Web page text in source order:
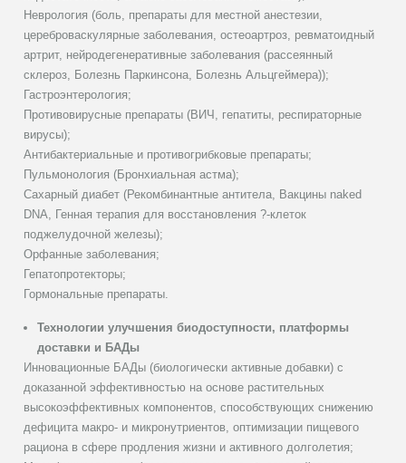
Неврология (боль, препараты для местной анестезии,
цереброваскулярные заболевания, остеоартроз, ревматоидный
артрит, нейродегенеративные заболевания (рассеянный
склероз, Болезнь Паркинсона, Болезнь Альцгеймера));
Гастроэнтерология;
Противовирусные препараты (ВИЧ, гепатиты, респираторные
вирусы);
Антибактериальные и противогрибковые препараты;
Пульмонология (Бронхиальная астма);
Сахарный диабет (Рекомбинантные антитела, Вакцины naked
DNA, Генная терапия для восстановления ?-клеток
поджелудочной железы);
Орфанные заболевания;
Гепатопротекторы;
Гормональные препараты.
Технологии улучшения биодоступности, платформы
доставки и БАДы
Инновационные БАДы (биологически активные добавки) с
доказанной эффективностью на основе растительных
высокоэффективных компонентов, способствующих снижению
дефицита макро- и микронутриентов, оптимизации пищевого
рациона в сфере продления жизни и активного долголетия;